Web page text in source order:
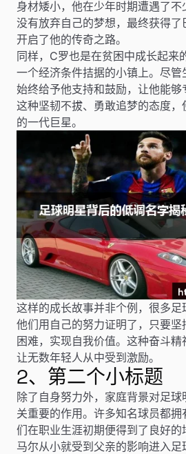
身材矮小，他在少年时期遭遇了
没有放弃自己的梦想，最终获得
开启了他的传奇之路。
同样，C罗也是在贫困中成长起来
一个经济条件拮据的小镇上。尽
始终给予他支持和鼓励，让他能
这种坚韧不拔、勇敢追梦的态度
的一代巨星。
这样的成长故事并非个例，很多足
他们用自己的努力证明了，只要
困难，实现自我价值。这种奋斗精
让无数年轻人从中受到激励。
2、第二个小标题
除了自身努力外，家庭背景对足
关重要的作用。许多知名球员都
们在职业生涯初期便得到了良好
马尔从小就受到父亲的影响进入